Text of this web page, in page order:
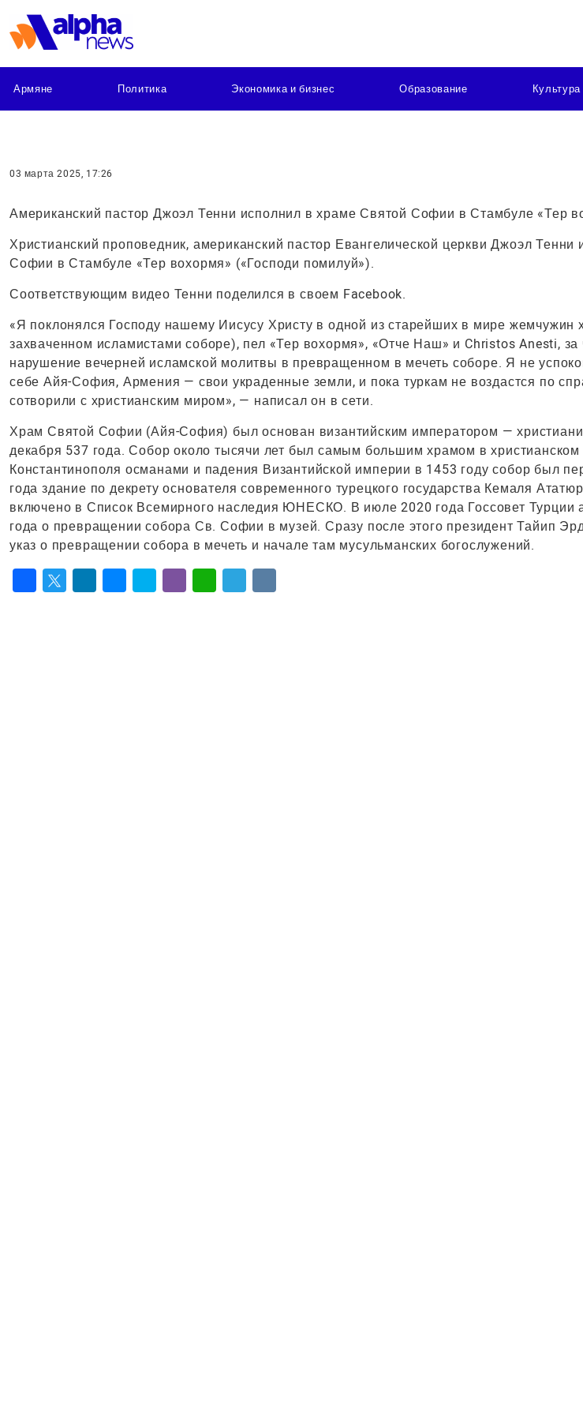
Армяне Политика Экономика и бизнес Образование Культура
03 марта 2025, 17:26
Американский пастор Джоэл Тенни исполнил в храме Святой Софии в Стамбуле «Тер
Христианский проповедник, американский пастор Евангелической церкви Джоэл
Софии в Стамбуле «Тер вохормя» («Господи помилуй»).
Соответствующим видео Тенни поделился в своем Facebook.
«Я поклонялся Господу нашему Иисусу Христу в одной из старейших в мире жемчужин
захваченном исламистами соборе), пел «Тер вохормя», «Отче Наш» и Christos Anesti, за
нарушение вечерней исламской молитвы в превращенном в мечеть соборе. Я не
себе Айя-София, Армения — свои украденные земли, и пока туркам не воздастся по
сотворили с христианским миром», — написал он в сети.
Храм Святой Софии (Айя-София) был основан византийским императором —
декабря 537 года. Собор около тысячи лет был самым большим храмом в
Константинополя османами и падения Византийской империи в 1453 году собор был
года здание по декрету основателя современного турецкого государства Кемаля
включено в Список Всемирного наследия ЮНЕСКО. В июле 2020 года Госсовет Турции
года о превращении собора Св. Софии в музей. Сразу после этого президент Тайип
указ о превращении собора в мечеть и начале там мусульманских богослужений.